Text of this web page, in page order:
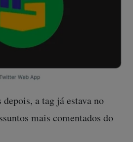
a tag já estava no
mais comentados do